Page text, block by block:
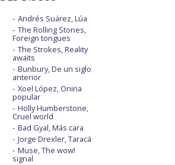
Andrés Suárez, Lúa
The Rolling Stones,
Foreign tongues
The Strokes, Reality
awaits
Bunbury, De un siglo
anterior
Xoel López, Oniria
popular
Holly Humberstone,
Cruel world
Bad Gyal, Más cara
Jorge Drexler, Taracá
Muse, The wow!
signal